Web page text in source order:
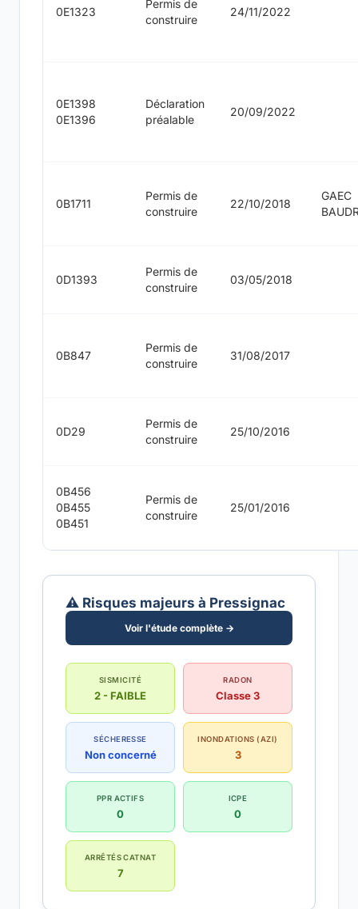
0E1323
Permis de
construire
24/11/2022
0E1398
0E1396
Déclaration
préalable
20/09/2022
0B1711
Permis de
construire
22/10/2018
GAEC
0D1393
Permis de
construire
03/05/2018
0B847
Permis de
construire
31/08/2017
0D29
Permis de
construire
25/10/2016
0B456
0B455
0B451
Permis de
construire
25/01/2016
⚠️ Risques majeurs à Pressignac
Voir l'étude complète →
SISMICITÉ
2 - FAIBLE
RADON
Classe 3
SÉCHERESSE
Non concerné
INONDATIONS (AZI)
3
PPR ACTIFS
0
ICPE
0
ARRÊTÉS CATNAT
7